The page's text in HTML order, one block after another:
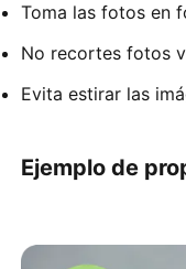
Toma las fotos en
No recortes fotos
Evita estirar las
Ejemplo de